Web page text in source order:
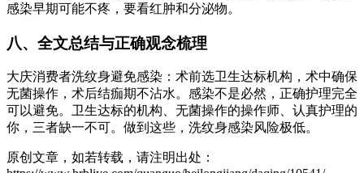
感染早期可能不疼，要看红肿和分泌物。
八、全文总结与正确观念梳理
大庆消费者洗纹身避免感染：术前选卫生达标机构，术中确保
无菌操作，术后结痂期不沾水。感染不是必然，正确护理完全
可以避免。卫生达标的机构、无菌操作的操作师、认真护理的
你，三者缺一不可。做到这些，洗纹身感染风险极低。
原创文章，如若转载，请注明出处：